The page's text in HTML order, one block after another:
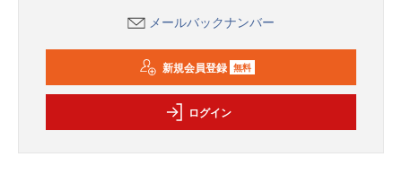
メールバックナンバー
新規会員登録 無料
ログイン